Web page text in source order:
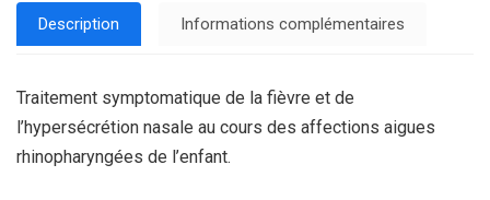
Description Informations complémentaires
Traitement symptomatique de la fièvre et de
l’hypersécrétion nasale au cours des affections aigues
rhinopharyngées de l’enfant.